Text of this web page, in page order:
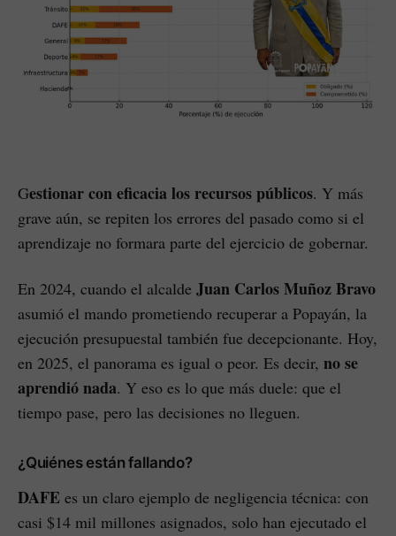
Gestionar con eficacia los recursos públicos. Y más
grave aún, se repiten los errores del pasado como si el
aprendizaje no formara parte del ejercicio de gobernar.
En 2024, cuando el alcalde Juan Carlos Muñoz Bravo
asumió el mando prometiendo recuperar a Popayán, la
ejecución presupuestal también fue decepcionante. Hoy,
en 2025, el panorama es igual o peor. Es decir, no se
aprendió nada. Y eso es lo que más duele: que el
tiempo pase, pero las decisiones no lleguen.
¿Quiénes están fallando?
DAFE es un claro ejemplo de negligencia técnica: con
casi $14 mil millones asignados, solo han ejecutado el